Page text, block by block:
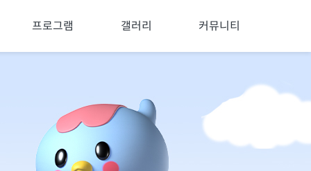
프로그램 갤러리 커뮤니티